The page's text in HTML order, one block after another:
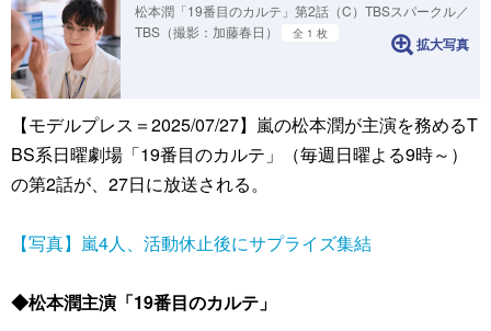
松本潤「19番目のカルテ」第2話（C）TBSスパークル／
TBS（撮影：加藤春日）
全 1 枚
拡大写真
【モデルプレス＝2025/07/27】嵐の松本潤が主演を務めるT
BS系日曜劇場「19番目のカルテ」（毎週日曜よる9時～）
の第2話が、27日に放送される。
【写真】嵐4人、活動休止後にサプライズ集結
◆松本潤主演「19番目のカルテ」